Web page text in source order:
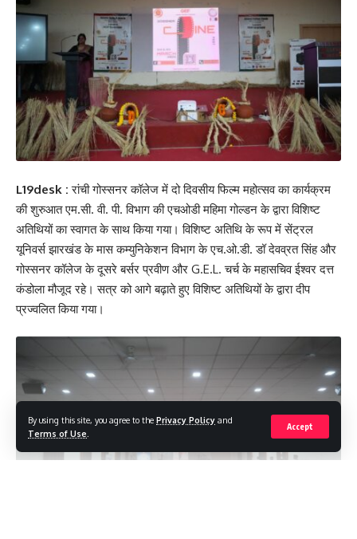
By using this site, you agree to the Privacy Policy and
Terms of Use
Accept
L19desk :रांची गोस्सनर कॉलेज में दो दिवसीय फिल्म महोत्सव का कार्यक्रम
की शुरुआत एम.सी. वी. पी. विभाग की एचओडी महिमा गोल्डन के द्वारा विशिष्ट
अतिथियों का स्वागत के साथ किया गया। विशिष्ट अतिथि के रूप में सेंट्रल
यूनिवर्स झारखंड के मास कम्युनिकेशन विभाग के एच.ओ.डी. डॉ देवव्रत सिंह और
गोस्सनर कॉलेज के दूसरे बर्सर प्रवीण और G.E.L. चर्च के महासचिव ईश्वर दत्त
कंडोला मौजूद रहे। सत्र को आगे बढ़ाते हुए विशिष्ट अतिथियों के द्वारा दीप
प्रज्वलित किया गया।